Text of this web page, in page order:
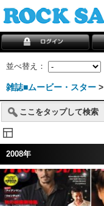
並べ替え：
雑誌■ムービー・スター >
ここをタップして検索
2008年